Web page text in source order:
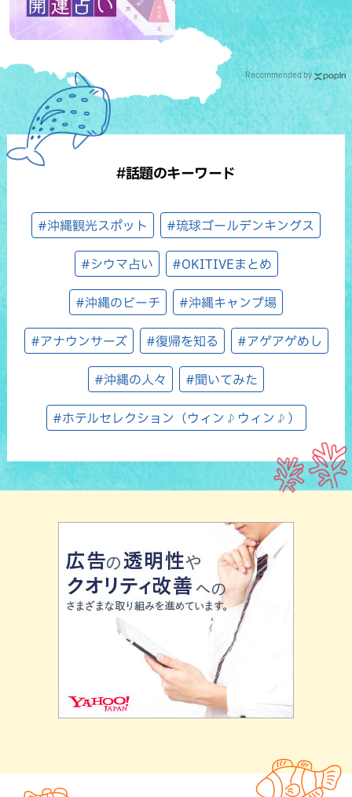
Recommended by
#話題のキーワード
#沖縄観光スポット #琉球ゴールデンキングス
#シウマ占い #OKITIVEまとめ
#沖縄のビーチ #沖縄キャンプ場
#アナウンサーズ #復帰を知る #アゲアゲめし
#沖縄の人々 #聞いてみた
#ホテルセレクション（ウィン♪ウィン♪）